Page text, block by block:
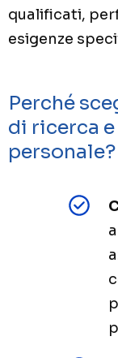
qualificati,
esigenze
Perché
di ricerca
personale?